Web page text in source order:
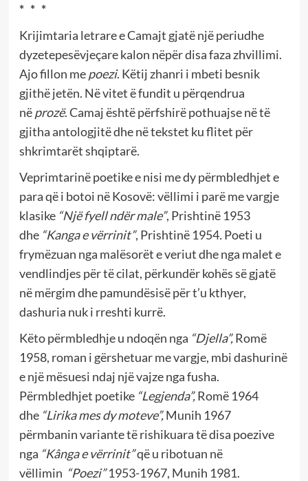
* * *
Krijimtaria letrare e Camajt gjatë një periudhe
dyzetepesëvjeçare kalon nëpër disa faza zhvillimi.
Ajo fillon mepoezi. Këtij zhanri i mbeti besnik
gjithë jetën. Në vitet ë fundit u përqendrua
nëprozë. Camaj është përfshirë pothuajse në të
gjitha antologjitë dhe në tekstet ku flitet për
shkrimtarët shqiptarë.
Veprimtarinë poetike e nisi me dy përmbledhjet e
para që i botoi në Kosovë: vëllimi i parë me vargje
klasike “Një fyell ndër male”, Prishtinë 1953
dhe “Kanga e vërrinit”, Prishtinë 1954.Poeti u
frymëzuan nga malësorët e veriut dhe nga malet e
vendlindjes për të cilat, përkundër kohës së gjatë
në mërgim dhe pamundësisë për t’u kthyer,
dashuria nuk i rreshti kurrë.
Këto përmbledhje u ndoqën nga “Djella”,Romë
1958, roman i gërshetuar me vargje, mbi dashurinë
e një mësuesi ndaj një vajze nga fusha.
Përmbledhjet poetike “Legjenda”,Romë 1964
dhe “Lirika mes dy moteve”,Munih 1967
përmbanin variante të rishikuara të disa poezive
nga “Kânga e vërrinit”që u ribotuan në
vëllimin “Poezi”1953-1967, Munih 1981.